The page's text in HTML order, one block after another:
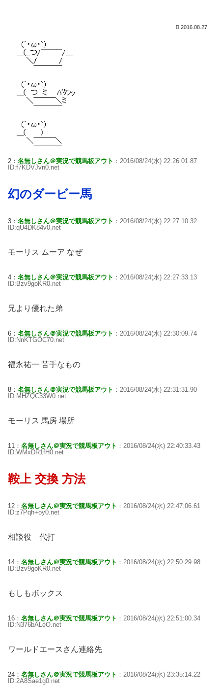
2016.08.27
2： 名無しさん＠実況で競馬板アウト ：2016/08/24(水) 22:26:01.87
ID:f7KDVJvn0.net
幻のダービー馬
3： 名無しさん＠実況で競馬板アウト ：2016/08/24(水) 22:27:10.32
ID:qU4DK84v0.net
モーリス ムーア なぜ
4： 名無しさん＠実況で競馬板アウト ：2016/08/24(水) 22:27:33.13
ID:Bzv9goKR0.net
兄より優れた弟
6： 名無しさん＠実況で競馬板アウト ：2016/08/24(水) 22:30:09.74
ID:NnKTGOC70.net
福永祐一 苦手なもの
8： 名無しさん＠実況で競馬板アウト ：2016/08/24(水) 22:31:31.90
ID:MHZQC33W0.net
モーリス 馬房 場所
11： 名無しさん＠実況で競馬板アウト ：2016/08/24(水) 22:40:33.43
ID:WMxDR1fH0.net
鞍上 交換 方法
12： 名無しさん＠実況で競馬板アウト ：2016/08/24(水) 22:47:06.61
ID:z7Pqh+oy0.net
相談役 代打
14： 名無しさん＠実況で競馬板アウト ：2016/08/24(水) 22:50:29.98
ID:Bzv9goKR0.net
もしもボックス
16： 名無しさん＠実況で競馬板アウト ：2016/08/24(水) 22:51:00.34
ID:N376bALeO.net
ワールドエースさん連絡先
24： 名無しさん＠実況で競馬板アウト ：2016/08/24(水) 23:35:14.22
ID:2A8Sae1g0.net